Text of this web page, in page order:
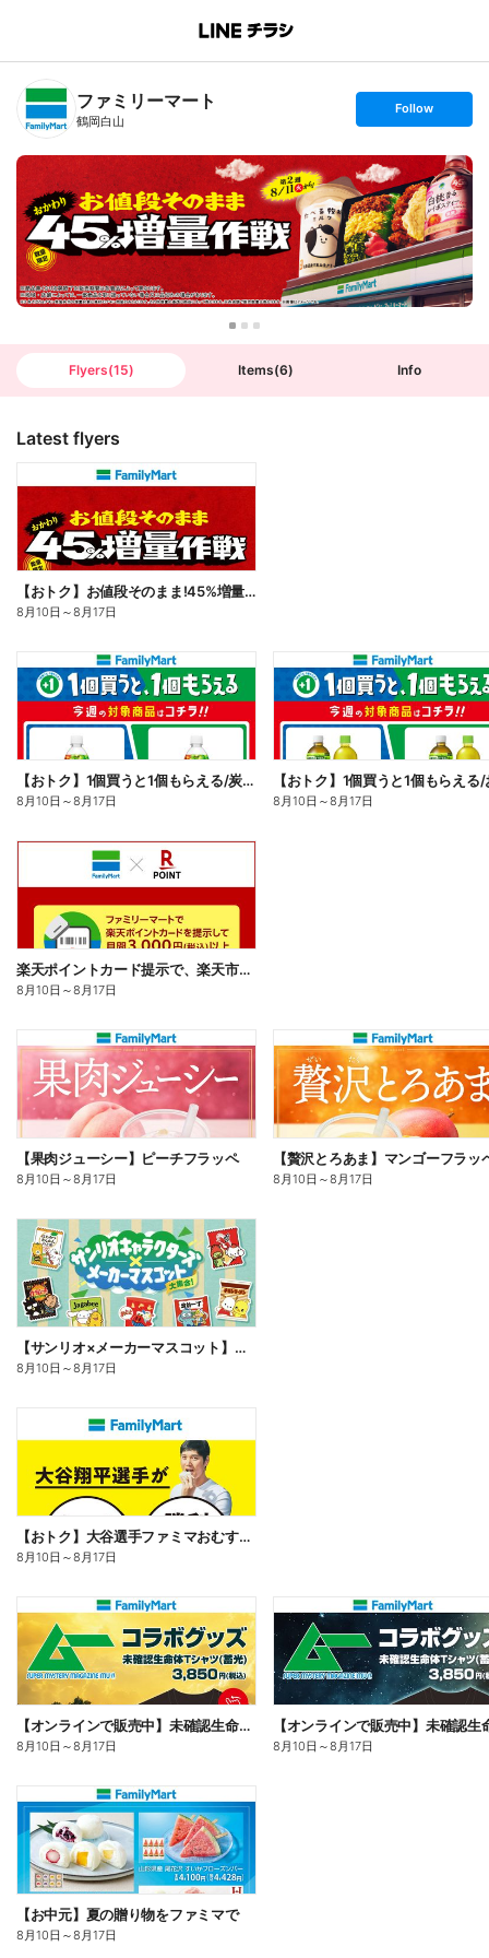
B
n
T
ファミリーマート
鶴岡白山
s
t
o
l
l
o
w
Follow
Flyers(15) Items(6) Info
Latest flyers
【おトク】お値段そのまま!45%増量作戦!
8月10日 ～8月17日
【おトク】1個買うと1個もらえる/炭酸飲料
8月10日 ～8月17日
【おトク】1個買うと1個もらえる
8月10日 ～8月17日
楽天ポイントカード提示で、楽天市場でのお買い物がおトクに!
8月10日 ～8月17日
【果肉ジューシー】ピーチフラッペ
8月10日 ～8月17日
【贅沢とろあま】マンゴーフラッ
8月10日 ～8月17日
【サンリオ×メーカーマスコット】オリジナルグッズ貰える!
8月10日 ～8月17日
【おトク】大谷選手ファミマおむすび割
8月10日 ～8月17日
【オンラインで販売中】未確認生命体Tシャツ
8月10日 ～8月17日 8月10日 ～8月17日
【お中元】夏の贈り物をファミマで
8月10日 ～8月17日